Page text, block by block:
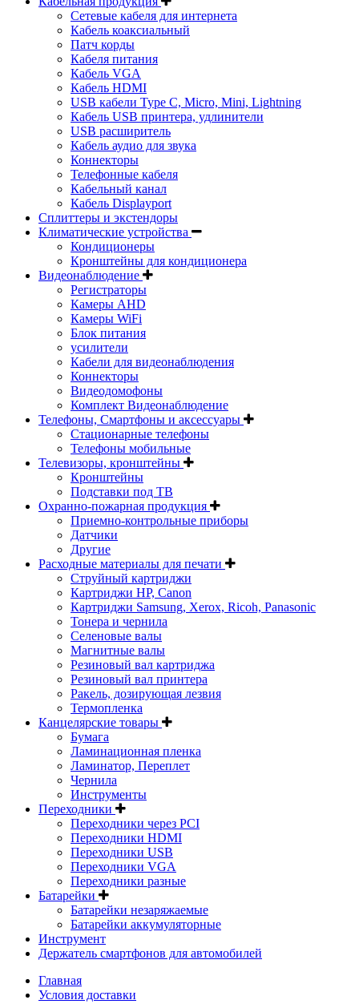
Сетевые кабеля для интернета
Кабель коаксиальный
Патч корды
Кабеля питания
Кабель VGA
Кабель HDMI
USB кабели Type C, Micro, Mini, Lightning
Кабель USB принтера, удлинители
USB расширитель
Кабель аудио для звука
Коннекторы
Телефонные кабеля
Кабельный канал
Кабель Displayport
Сплиттеры и экстендоры
Климатические устройства
Кондиционеры
Кронштейны для кондиционера
Видеонаблюдение
Регистраторы
Камеры AHD
Камеры WiFi
Блок питания
усилители
Кабели для видеонаблюдения
Коннекторы
Видеодомофоны
Комплект Видеонаблюдение
Телефоны, Смартфоны и аксессуары
Стационарные телефоны
Телефоны мобильные
Телевизоры, кронштейны
Кронштейны
Подставки под ТВ
Охранно-пожарная продукция
Приемно-контрольные приборы
Датчики
Другие
Расходные материалы для печати
Струйный картриджи
Картриджи HP, Canon
Картриджи Samsung, Xerox, Ricoh, Panasonic
Тонера и чернила
Селеновые валы
Магнитные валы
Резиновый вал картриджа
Резиновый вал принтера
Ракель, дозирующая лезвия
Термопленка
Канцелярские товары
Бумага
Ламинационная пленка
Ламинатор, Переплет
Чернила
Инструменты
Переходники
Переходники через PCI
Переходники HDMI
Переходники USB
Переходники VGA
Переходники разные
Батарейки
Батарейки незаряжаемые
Батарейки аккумуляторные
Инструмент
Держатель смартфонов для автомобилей
Главная
Условия доставки